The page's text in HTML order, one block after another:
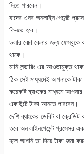
দিতে পারবেন।
যাদের এসব অনলাইন পেমেন্ট
কিনতে হবে।
ডলার বেচা কেনার জন্য ফেসবুকে
থাকে।
মানি লন্ডারিং এর আওতামুক্ত
ঠিক সেই মাধ্যমেই আপনাকে
কয়েকটি ব্যাংকের মাধ্যমে
একাউন্টে টাকা আনতে পারবেন।
দেশি ব্যাংকের ডেবিট বা ক্রেডিট
তবে অন লাইনপেমেন্ট প্রসেসর
হলে আপনি তা দিয়ে টাকা জমা